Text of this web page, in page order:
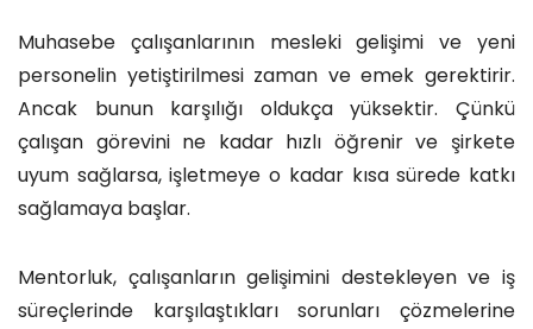
Muhasebe çalışanlarının mesleki gelişimi ve yeni
personelin yetiştirilmesi zaman ve emek gerektirir.
Ancak bunun karşılığı oldukça yüksektir. Çünkü
çalışan görevini ne kadar hızlı öğrenir ve şirkete
uyum sağlarsa, işletmeye o kadar kısa sürede katkı
sağlamaya başlar.
Mentorluk, çalışanların gelişimini destekleyen ve iş
süreçlerinde karşılaştıkları sorunları çözmelerine